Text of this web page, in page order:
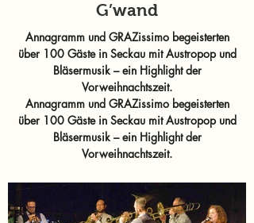
G’wand
Annagramm und GRAZissimo begeisterten
über 100 Gäste in Seckau mit Austropop und
Bläsermusik – ein Highlight der
Vorweihnachtszeit.
Annagramm und GRAZissimo begeisterten
über 100 Gäste in Seckau mit Austropop und
Bläsermusik – ein Highlight der
Vorweihnachtszeit.